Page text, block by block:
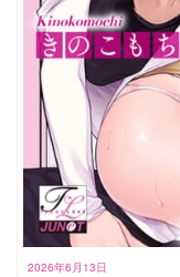
2026年6月13日